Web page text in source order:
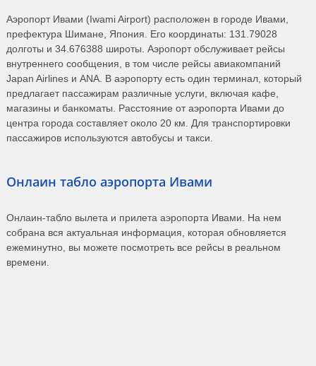
Аэропорт Ивами (Iwami Airport) расположен в городе Ивами,
префектура Шимане, Япония. Его координаты: 131.79028
долготы и 34.676388 широты. Аэропорт обслуживает рейсы
внутреннего сообщения, в том числе рейсы авиакомпаний
Japan Airlines и ANA. В аэропорту есть один терминал, который
предлагает пассажирам различные услуги, включая кафе,
магазины и банкоматы. Расстояние от аэропорта Ивами до
центра города составляет около 20 км. Для транспортировки
пассажиров используются автобусы и такси.
Онлаин табло аэропорта Ивами
Онлаин-табло вылета и прилета аэропорта Ивами. На нем
собрана вся актуальная информация, которая обновляется
ежеминутно, вы можете посмотреть все рейсы в реальном
времени.